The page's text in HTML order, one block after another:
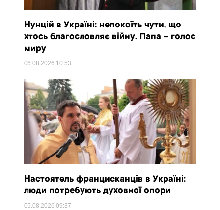
Нунцій в Україні: непокоїть чути, що
хтось благословляє війну. Папа – голос
миру
06.08.2026 10:53
Настоятель францисканців в Україні:
люди потребують духовної опори
05.08.202609:37